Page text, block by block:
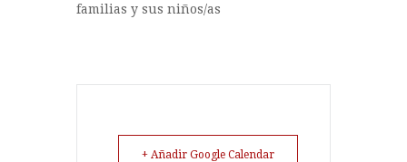
familias y sus niños/as
+ Añadir Google Calendar